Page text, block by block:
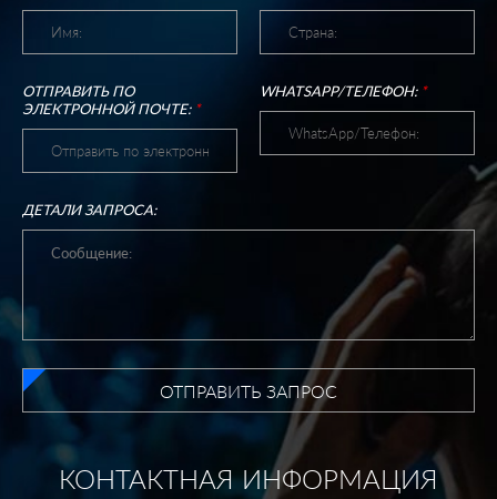
ОТПРАВИТЬ ПО
ЭЛЕКТРОННОЙ ПОЧТЕ: *
WHATSAPP/ТЕЛЕФОН: *
ДЕТАЛИ ЗАПРОСА:
ОТПРАВИТЬ ЗАПРОС
КОНТАКТНАЯ ИНФОРМАЦИЯ